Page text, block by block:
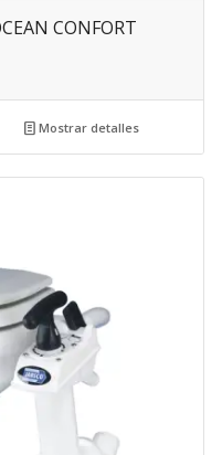
CONFORT
Mostrar detalles